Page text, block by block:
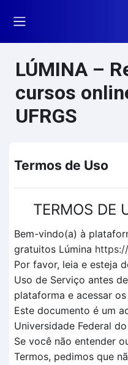
LÚMINA –
cursos
UFRGS
Termos de Uso
TERMOS DE
Bem-vindo(a) à
gratuitos Lúmina
Por favor, leia e esteja
Uso de Serviço antes
plataforma e acessar
Este documento é um
Universidade Federal
Se você não entender
Termos, pedimos que